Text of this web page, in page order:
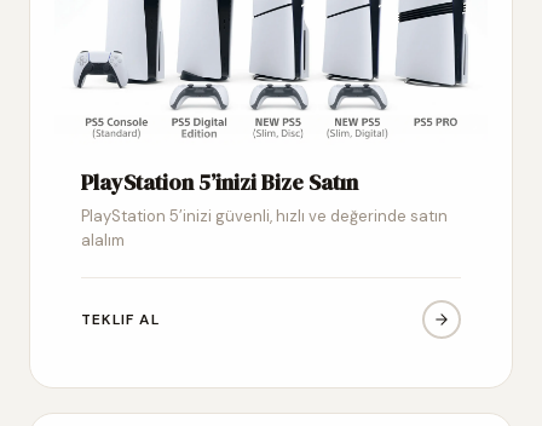
PlayStation 5’inizi Bize Satın
PlayStation 5’inizi güvenli, hızlı ve değerinde satın
alalım
TEKLIF AL